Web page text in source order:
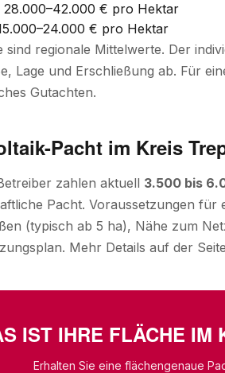
28.000–42.000 € pro Hektar
€ pro Hektar
sind regionale Mittelwerte. Der
Lage und Erschließung ab. Für
Gutachten.
Pacht im Kreis
zahlen aktuell 3.500 bis
Pacht. Voraussetzungen für
(typisch ab 5 ha), Nähe zum
Mehr Details auf der Seite
IST IHRE FLÄCHE IM
Erhalten Sie eine flächengenaue